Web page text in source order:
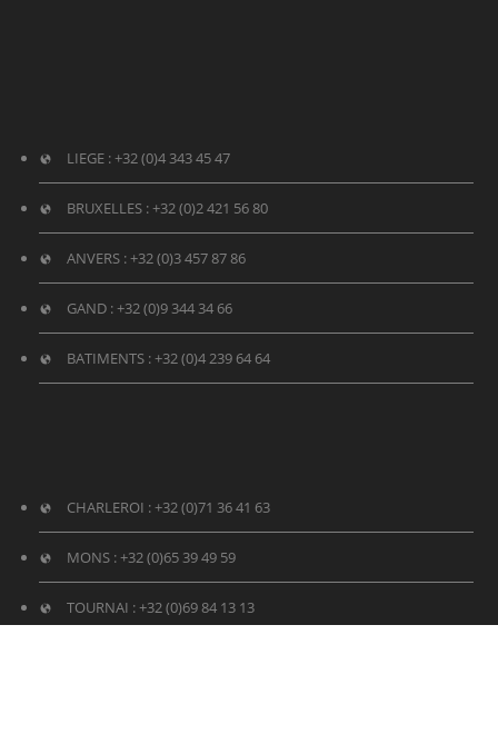
LIEGE :+32 (0)4 343 45 47
BRUXELLES :+32 (0)2 421 56 80
ANVERS :+32 (0)3 457 87 86
GAND : +32 (0)9 344 34 66
BATIMENTS :+32 (0)4 239 64 64
CHARLEROI :+32 (0)71 36 41 63
MONS :+32 (0)65 39 49 59
TOURNAI :+32 (0)69 84 13 13